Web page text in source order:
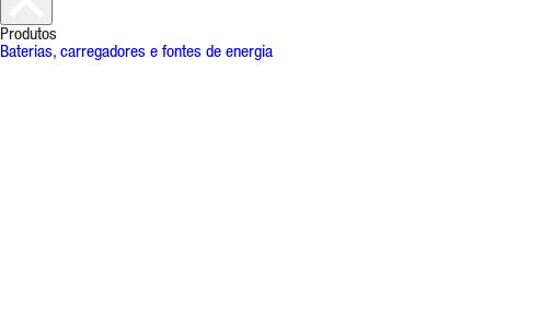
Produtos
Baterias, carregadores e fontes de energia